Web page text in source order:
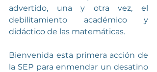
advertido, una y otra vez, el
debilitamiento académico y
didáctico de las matemáticas.
Bienvenida esta primera acción de
la SEP para enmendar un desatino